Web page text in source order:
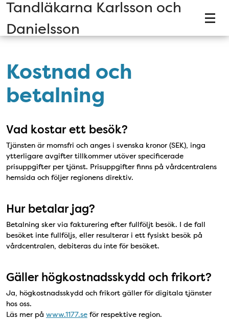
Tillgänglighetsmeny
Tandläkarna Karlsson och
Danielsson
Kostnad och
betalning
Vad kostar ett besök?
Tjänsten är momsfri och anges i svenska kronor (SEK), inga
ytterligare avgifter tillkommer utöver specificerade
prisuppgifter per tjänst. Prisuppgifter finns på vårdcentralens
hemsida och följer regionens direktiv.
Hur betalar jag?
Betalning sker via fakturering efter fullföljt besök. I de fall
besöket inte fullföljs, eller resulterar i ett fysiskt besök på
vårdcentralen, debiteras du inte för besöket.
Gäller högkostnadsskydd och frikort?
Ja, högkostnadsskydd och frikort gäller för digitala tjänster
hos oss.
Läs mer på www.1177.se för respektive region.